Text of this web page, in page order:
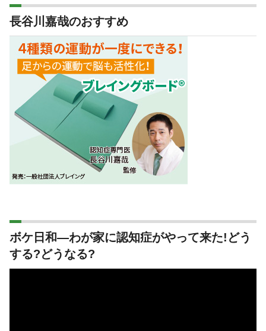
長谷川嘉哉のおすすめ
ボケ日和―わが家に認知症がやって来た!どう
する?どうなる?